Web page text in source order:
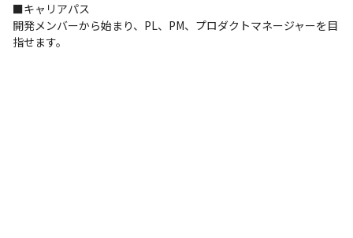
■キャリアパス
開発メンバーから始まり、PL、PM、プロダクトマネージャーを目
指せます。